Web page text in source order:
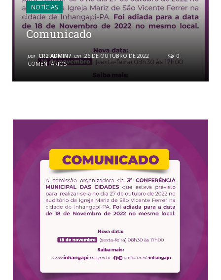
NOTÍCIAS
Comunicado
por CR2-ADMIN7 em 26 DE OUTUBRO DE 2022
0
COMENTÁRIOS